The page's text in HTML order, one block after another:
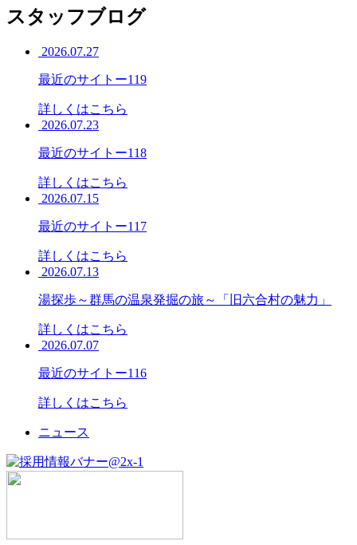
スタッフブログ
2026.07.27
最近のサイトー119
詳しくはこちら
2026.07.23
最近のサイトー118
詳しくはこちら
2026.07.15
最近のサイトー117
詳しくはこちら
2026.07.13
湯探歩～群馬の温泉発掘の旅～「旧六合村の魅力」
詳しくはこちら
2026.07.07
最近のサイトー116
詳しくはこちら
ニュース